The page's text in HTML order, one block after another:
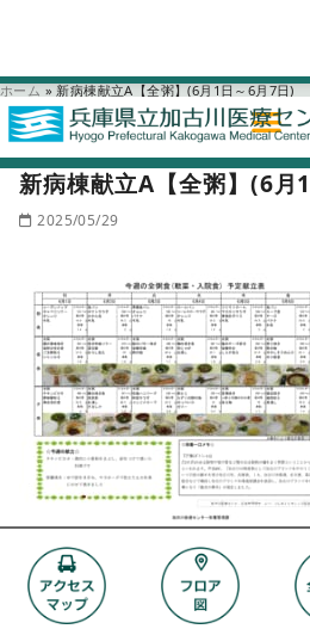
ホーム » 新病棟献立A【全粥】(6月1日～6月7日)
新病棟献立A【全粥】(6月
2025/05/29